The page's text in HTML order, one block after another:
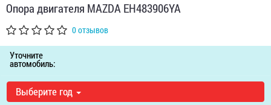
Опора двигателя MAZDA EH483906YA
0 отзывов
Уточните
автомобиль:
Выберите год